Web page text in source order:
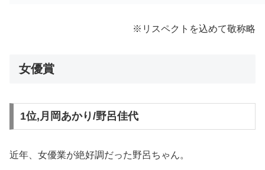
※リスペクトを込めて敬称略
女優賞
1位,月岡あかり/野呂佳代
近年、女優業が絶好調だった野呂ちゃん。